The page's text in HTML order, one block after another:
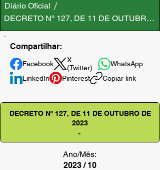
Diário Oficial
DECRETO Nº 127, DE 11 DE OUTUBRO
Compartilhar:
Facebook
X
(Twitter)
WhatsApp
LinkedIn
Pinterest Copiar link
DECRETO Nº 127, DE 11 DE OUTUBRO DE
2023
-
Ano/Mês:
2023 / 10